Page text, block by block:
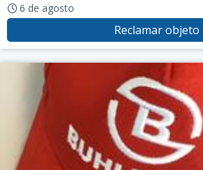
6 de agosto
Reclamar objeto